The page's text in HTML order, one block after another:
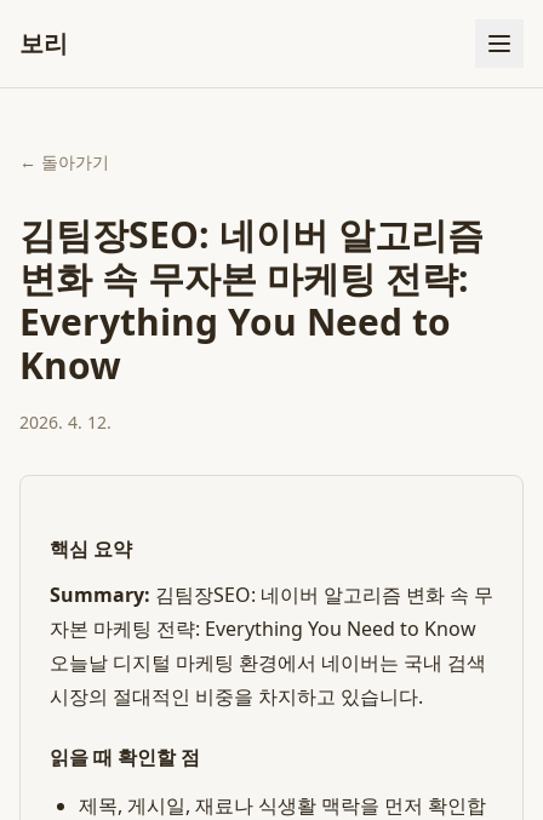
보리
← 돌아가기
김팀장SEO: 네이버 알고리즘
변화 속 무자본 마케팅 전략:
Everything You Need to
Know
2026. 4. 12.
핵심 요약
Summary: 김팀장SEO: 네이버 알고리즘 변화 속 무
자본 마케팅 전략: Everything You Need to Know
오늘날 디지털 마케팅 환경에서 네이버는 국내 검색
시장의 절대적인 비중을 차지하고 있습니다.
읽을 때 확인할 점
제목, 게시일, 재료나 식생활 맥락을 먼저 확인합